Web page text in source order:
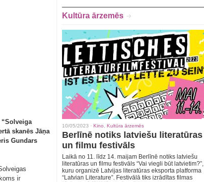
skanēs Jāņa
Gundars
ir
Kultūra ārzemēs
10/05/2023 · Kino Kultūra ārzemēs
Berlīnē notiks latviešu literatūras
un filmu festivāls
Laikā no 11. līdz 14. maijam Berlīnē notiks latviešu
literatūras un filmu festivāls “Vai viegli būt latvietim?”,
kuru organizē Latvijas literatūras eksporta platforma
“Latvian Literature”. Festivālā tiks izrādītas filmas